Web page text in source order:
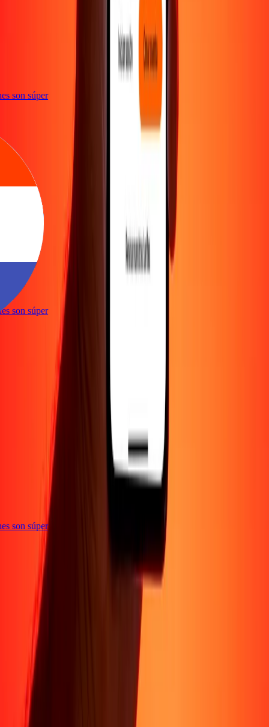
son súper
son súper
son súper
Sobre Nosotros
Acerca de
Conviértete en agente
Soporte
Política de privacidad
Aviso de cookies
condiciones
Centro de ayuda
accesibilidad
Formulario para denunciantes
Síguenos